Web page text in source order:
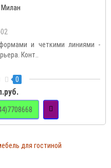
Милан
и четкими линиями -
Конт..
0
для гостиной